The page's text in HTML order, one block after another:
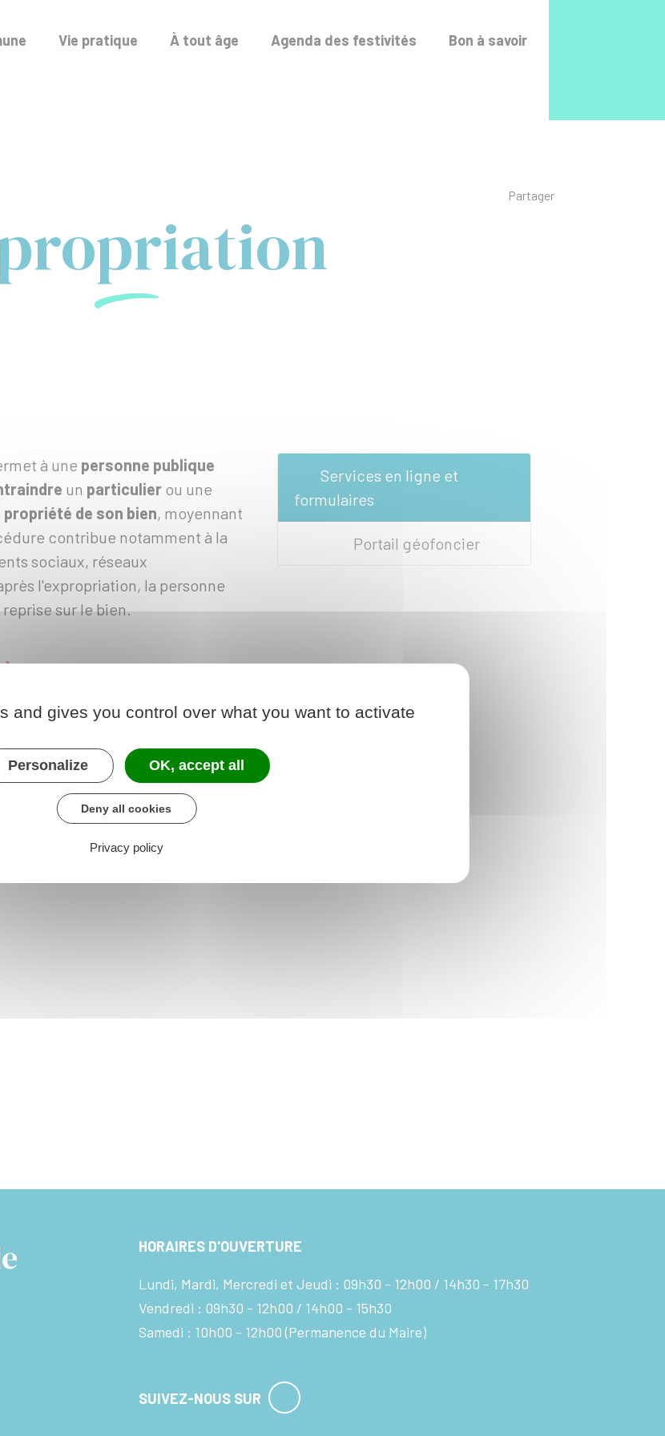
Vie pratique À tout âge Agenda des festivités Bon à savoir
Partager
à une personne publique
un particulier ou une
propriété de son bien, moyennant
contribue notamment à la
sociaux, réseaux
l'expropriation, la personne
sur le bien.
Droits des personnes
expropriées
Services en ligne et
formulaires
Portail géofoncier
HORAIRES D'OUVERTURE
Lundi, Mardi, Mercredi et Jeudi : 09h30 - 12h00
14h30 - 17h30
Vendredi : 09h30 - 12h00
14h00 - 15h30
Samedi : 10h00 - 12h00 (Permanence du Maire)
SUIVEZ-NOUS SUR
and gives you control over what you want to activate
Personalize OK, accept all
Deny all cookies
Privacy policy